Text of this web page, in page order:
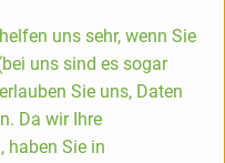
mit Ei kombiniert
verfeinert
uns sehr, wenn Sie
uns sind es sogar
Sie uns, Daten
Da wir Ihre
haben Sie in